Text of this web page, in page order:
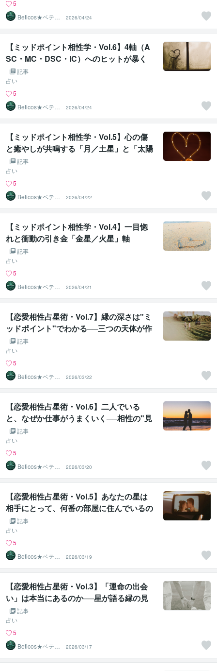
5
Beticos★ベティ
コ 占星術師
2026/04/24
【ミッドポイント相性学・Vol.6】4軸（A
SC・MC・DSC・IC）へのヒットが暴く
「公私の顔」
記事
占い
5
Beticos★ベティ
コ 占星術師
2026/04/24
【ミッドポイント相性学・Vol.5】心の傷
と癒やしが共鳴する「月／土星」と「太陽
／海王星」
記事
占い
5
Beticos★ベティ
コ 占星術師
2026/04/22
【ミッドポイント相性学・Vol.4】一目惚
れと衝動の引き金「金星／火星」軸
記事
占い
5
Beticos★ベティ
コ 占星術師
2026/04/21
【恋愛相性占星術・Vol.7】縁の深さは"ミ
ッドポイント"でわかる──三つの天体が作
る見えない三角形
記事
占い
5
Beticos★ベティ
コ 占星術師
2026/03/22
【恋愛相性占星術・Vol.6】二人でいる
と、なぜか仕事がうまくいく──相性の"見
えない磁場"コンポジットチャートとは
記事
占い
5
Beticos★ベティ
コ 占星術師
2026/03/20
【恋愛相性占星術・Vol.5】あなたの星は
相手にとって、何番の部屋に住んでいるの
か──ハウスシナストリー入門
記事
占い
5
Beticos★ベティ
コ 占星術師
2026/03/19
【恋愛相性占星術・Vol.3】「運命の出会
い」は本当にあるのか──星が語る縁の見
つけ方
記事
占い
5
Beticos★ベティ
コ 占星術師
2026/03/17